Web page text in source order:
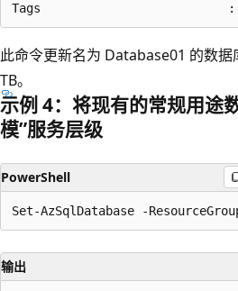
此命令更新名为 Database01 的数据
TB。
示例 4：将现有的常规用途
模”服务层级
PowerShell
输出